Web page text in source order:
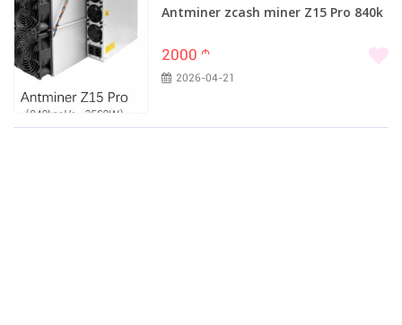
SEAT (0)
SeAZ (0)
Setra (0)
Skoda (0)
Smart (0)
Antminer zcash miner Z15 Pro 840k
2000 m
2026-04-21